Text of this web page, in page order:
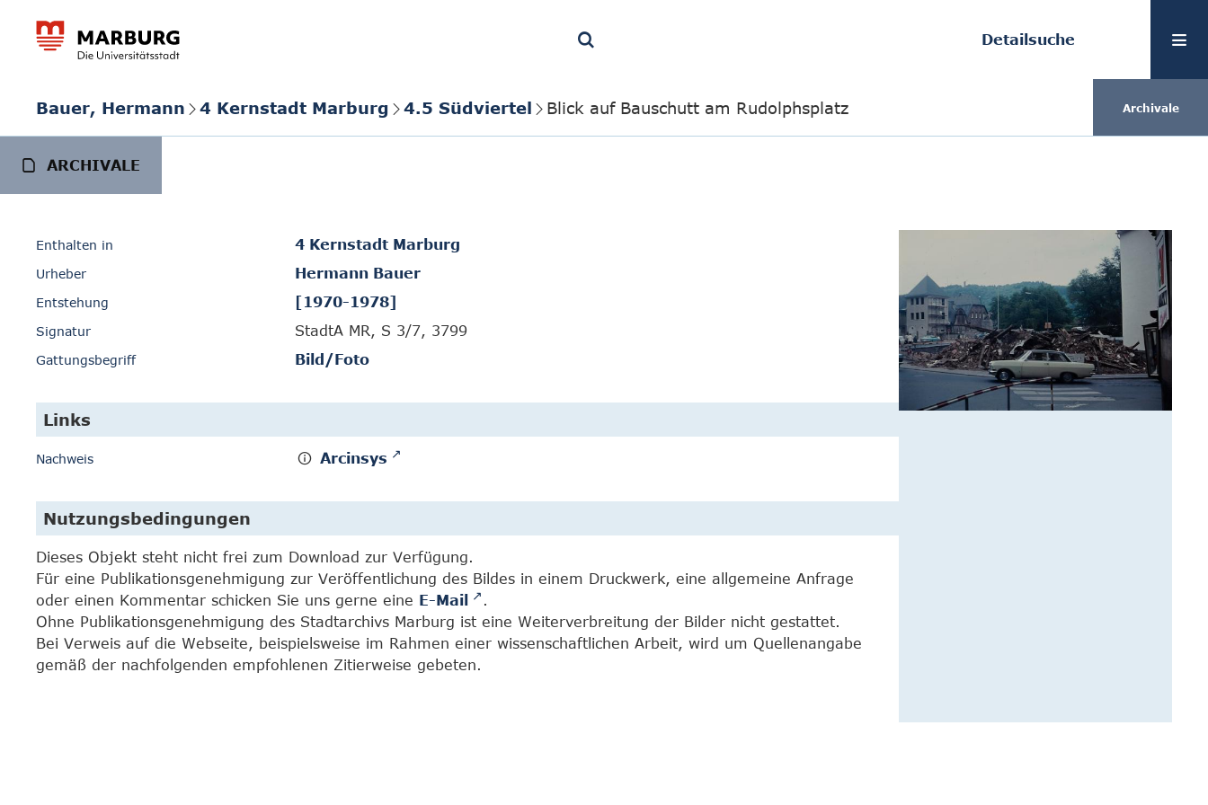
Detailsuche
Bauer, Hermann 4 Kernstadt Marburg 4.5 Südviertel Blick auf Bauschutt am Rudolphsplatz Archivale
ARCHIVALE
Enthalten in 4 Kernstadt Marburg
Urheber Hermann Bauer
Entstehung [1970-1978]
Signatur StadtA MR, S 3/7, 3799
Gattungsbegriff Bild/Foto
Links
Nachweis Arcinsys
Nutzungsbedingungen
Dieses Objekt steht nicht frei zum Download zur Verfügung.
Für eine Publikationsgenehmigung zur Veröffentlichung des Bildes in einem Druckwerk, eine allgemeine Anfrage
oder einen Kommentar schicken Sie uns gerne eine E-Mail
.
Ohne Publikationsgenehmigung des Stadtarchivs Marburg ist eine Weiterverbreitung der Bilder nicht gestattet.
Bei Verweis auf die Webseite, beispielsweise im Rahmen einer wissenschaftlichen Arbeit, wird um Quellenangabe
gemäß der nachfolgenden empfohlenen Zitierweise gebeten.